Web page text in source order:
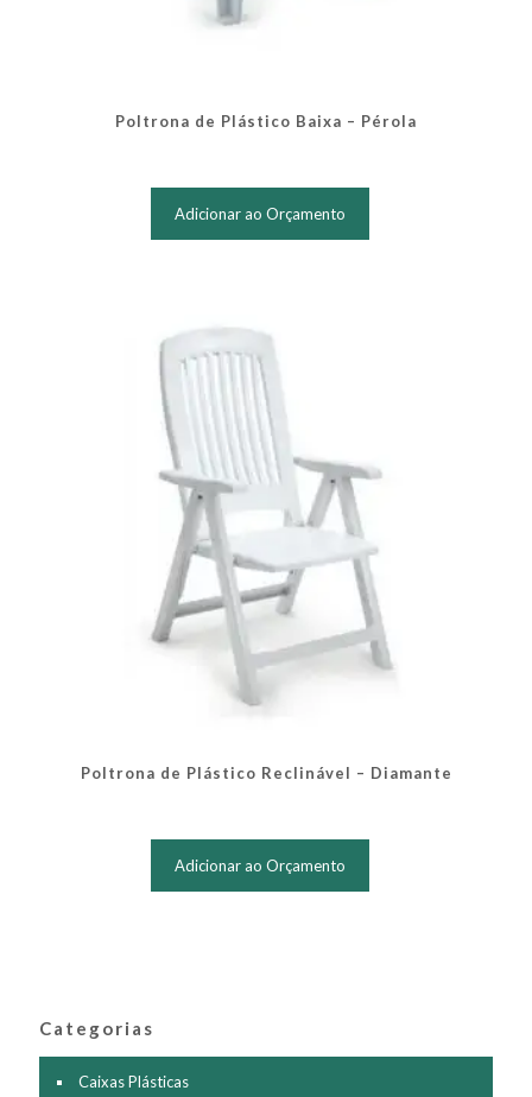
Poltrona de Plástico Baixa – Pérola
Adicionar ao Orçamento
Poltrona de Plástico Reclinável – Diamante
Adicionar ao Orçamento
Categorias
Caixas Plásticas